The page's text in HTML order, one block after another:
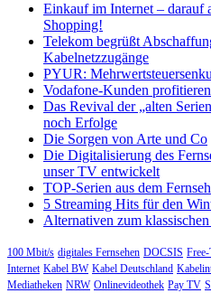
Einkauf im Internet – darauf
Shopping!
Telekom begrüßt
Kabelnetzzugänge
PYUR:
Vodafone-Kunden
Das Revival der „alten
noch Erfolge
Die Sorgen von Arte und Co
Die Digitalisierung des
unser TV entwickelt
TOP-Serien aus dem
5 Streaming Hits für den
Alternativen zum klassischen
100 Mbit/s digitales Fernsehen DOCSIS
Internet Kabel BW Kabel Deutschland
Mediatheken NRW Onlinevideothek Pay TV